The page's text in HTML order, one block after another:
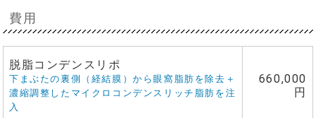
費用
脱脂コンデンスリポ
下まぶたの裏側（経結膜）から眼窩脂肪を除去＋
濃縮調整したマイクロコンデンスリッチ脂肪を注
入
660,000
円